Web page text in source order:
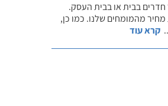
בבית או בבית העסק.
מהמומחים שלנו. כמו כן,
קרא עוד